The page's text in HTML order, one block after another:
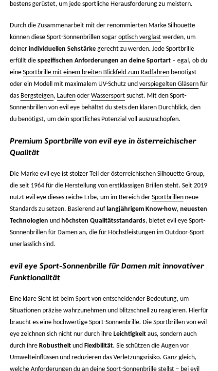
bestens gerüstet, um jede sportliche Herausforderung zu meistern.
Durch die Zusammenarbeit mit der renommierten Marke Silhouette
können diese Sport-Sonnenbrillen sogar optisch verglast werden, um
deiner individuellen Sehstärke gerecht zu werden. Jede Sportbrille
erfüllt die spezifischen Anforderungen an deine Sportart – egal, ob du
eine Sportbrille mit einem breiten Blickfeld zum Radfahren benötigst
oder ein Modell mit maximalem UV-Schutz und verspiegelten Gläsern für
das Bergsteigen, Laufen oder Wassersport suchst. Mit den Sport-
Sonnenbrillen von evil eye behältst du stets den klaren Durchblick, den
du benötigst, um dein sportliches Potenzial voll auszuschöpfen.
Premium Sportbrille von evil eye in österreichischer
Qualität
Die Marke evil eye ist stolzer Teil der österreichischen Silhouette Group,
die seit 1964 für die Herstellung von erstklassigen Brillen steht. Seit 2019
nutzt evil eye dieses reiche Erbe, um im Bereich der Sportbrillen neue
Standards zu setzen. Basierend auflangjährigem Know-how, neuesten
Technologien und höchsten Qualitätsstandards, bietet evil eye Sport-
Sonnenbrillen für Damen an, die für Höchstleistungen im Outdoor-Sport
unerlässlich sind.
evil eye Sport-Sonnenbrille für Damen mit innovativer
Funktionalität
Eine klare Sicht ist beim Sport von entscheidender Bedeutung, um
Situationen präzise wahrzunehmen und blitzschnell zu reagieren. Hierfür
braucht es eine hochwertige Sport-Sonnenbrille. Die Sportbrillen von evil
eye zeichnen sich nicht nur durch ihre Leichtigkeit aus, sondern auch
durch ihre Robustheit und Flexibilität. Sie schützen die Augen vor
Umwelteinflüssen und reduzieren das Verletzungsrisiko. Ganz gleich,
welche Anforderungen du an deine Sport-Sonnenbrille stellst – bei evil